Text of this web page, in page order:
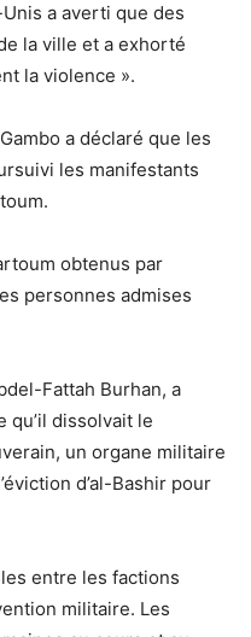
Unis a averti que des
la ville et a exhorté
la violence ».
a déclaré que les
les manifestants
obtenus par
personnes admises
Fattah Burhan, a
qu’il dissolvait le
un organe militaire
d’al-Bashir pour
entre les factions
militaire. Les